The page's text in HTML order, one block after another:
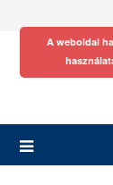
A weboldal